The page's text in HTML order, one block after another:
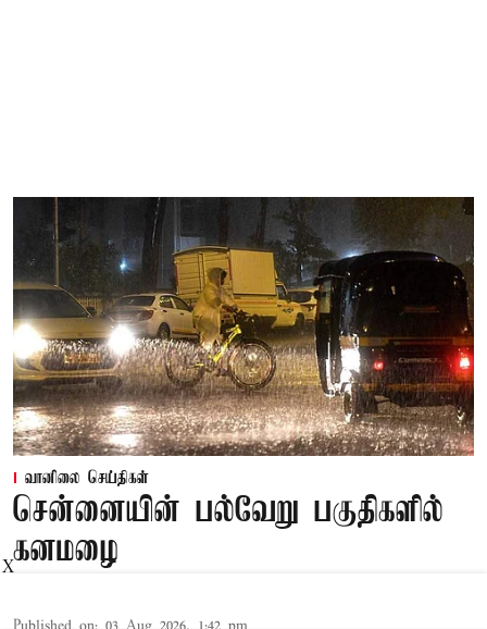
வானிலை செய்திகள்
சென்னையின் பல்வேறு பகுதிகளில்
கனமழை
X